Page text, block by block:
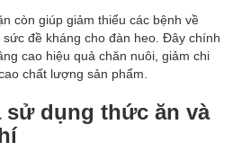
còn giúp giảm thiểu các bệnh về
đề kháng cho đàn heo. Đây chính
cao hiệu quả chăn nuôi, giảm chi
chất lượng sản phẩm.
sử dụng thức ăn và